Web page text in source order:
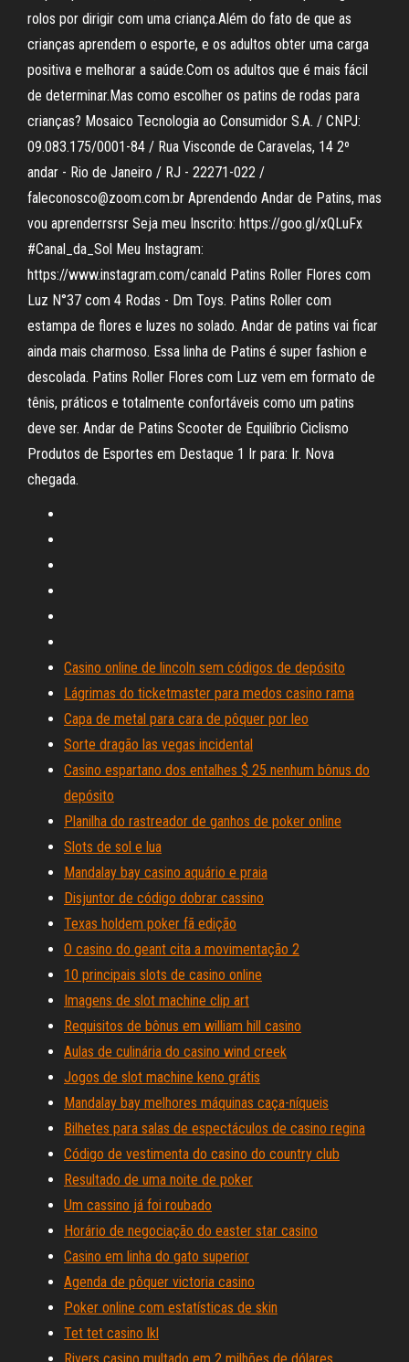
rolos por dirigir com uma criança.Além do fato de que as
crianças aprendem o esporte, e os adultos obter uma carga
positiva e melhorar a saúde.Com os adultos que é mais fácil
de determinar.Mas como escolher os patins de rodas para
crianças? Mosaico Tecnologia ao Consumidor S.A. / CNPJ:
09.083.175/0001-84 / Rua Visconde de Caravelas, 14 2º
andar - Rio de Janeiro / RJ - 22271-022 /
faleconosco@zoom.com.br Aprendendo Andar de Patins, mas
vou aprenderrsrsr Seja meu Inscrito: https://goo.gl/xQLuFx
#Canal_da_Sol Meu Instagram:
https://www.instagram.com/canald Patins Roller Flores com
Luz N°37 com 4 Rodas - Dm Toys. Patins Roller com
estampa de flores e luzes no solado. Andar de patins vai ficar
ainda mais charmoso. Essa linha de Patins é super fashion e
descolada. Patins Roller Flores com Luz vem em formato de
tênis, práticos e totalmente confortáveis como um patins
deve ser. Andar de Patins Scooter de Equilíbrio Ciclismo
Produtos de Esportes em Destaque 1 Ir para: Ir. Nova
chegada.
Casino online de lincoln sem códigos de depósito
Lágrimas do ticketmaster para medos casino rama
Capa de metal para cara de pôquer por leo
Sorte dragão las vegas incidental
Casino espartano dos entalhes $ 25 nenhum bônus do
depósito
Planilha do rastreador de ganhos de poker online
Slots de sol e lua
Mandalay bay casino aquário e praia
Disjuntor de código dobrar cassino
Texas holdem poker fã edição
O casino do geant cita a movimentação 2
10 principais slots de casino online
Imagens de slot machine clip art
Requisitos de bônus em william hill casino
Aulas de culinária do casino wind creek
Jogos de slot machine keno grátis
Mandalay bay melhores máquinas caça-níqueis
Bilhetes para salas de espectáculos de casino regina
Código de vestimenta do casino do country club
Resultado de uma noite de poker
Um cassino já foi roubado
Horário de negociação do easter star casino
Casino em linha do gato superior
Agenda de pôquer victoria casino
Poker online com estatísticas de skin
Tet tet casino lkl